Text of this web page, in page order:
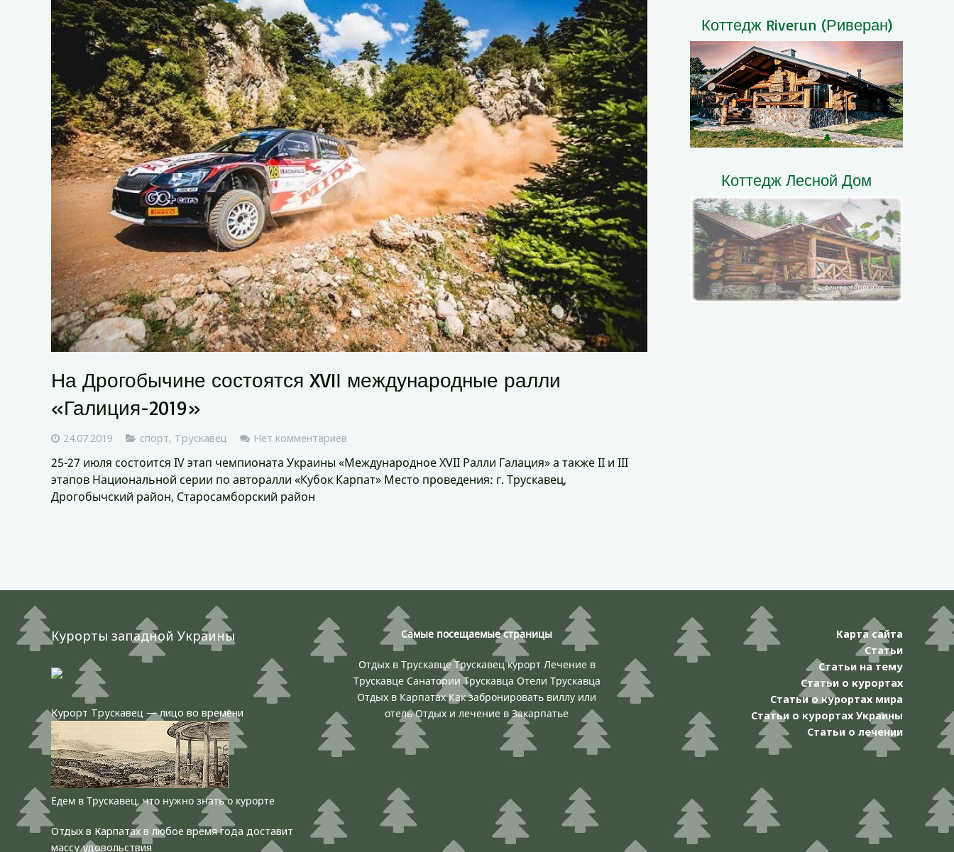
На Дрогобычине состоятся XVIІ международные ралли
«Галиция-2019»
24.07.2019 спорт, Трускавец Нет комментариев
25-27 июля состоится IV этап чемпионата Украины «Международное XVII Ралли Галация» а также II и III
этапов Национальной серии по авторалли «Кубок Карпат» Место проведения: г. Трускавец,
Дрогобычский район, Старосамборский район
Коттедж Riverun (Риверан)
Коттедж Лесной Дом
Курорты западной Украины
Курорт Трускавец — лицо во времени
Едем в Трускавец, что нужно знать о курорте
Отдых в Карпатах в любое время года доставит
массу удовольствия
Самые посещаемые страницы
Отдых в Трускавце Трускавец курорт Лечение в
Трускавце Санатории Трускавца Отели Трускавца
Отдых в Карпатах Как забронировать виллу или
отель Отдых и лечение в Закарпатье
Карта сайта
Статьи
Статьи на тему
Статьи о курортах
Статьи о курортах мира
Статьи о курортах Украины
Статьи о лечении